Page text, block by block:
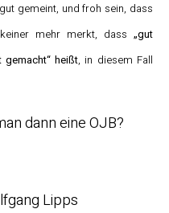
gemeint, und froh sein, dass
mehr merkt, dass „gut
gemacht“ heißt, in diesem Fall
dann eine OJB?
Lipps